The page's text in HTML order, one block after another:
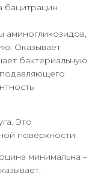
бацитрацин
аминогликозидов,
Оказывает
бактериальную
Это
поверхности.
минимальна –